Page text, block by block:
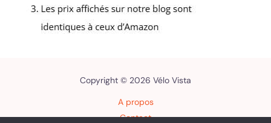
Copyright © 2026 Vélo Vista
A propos
Contact